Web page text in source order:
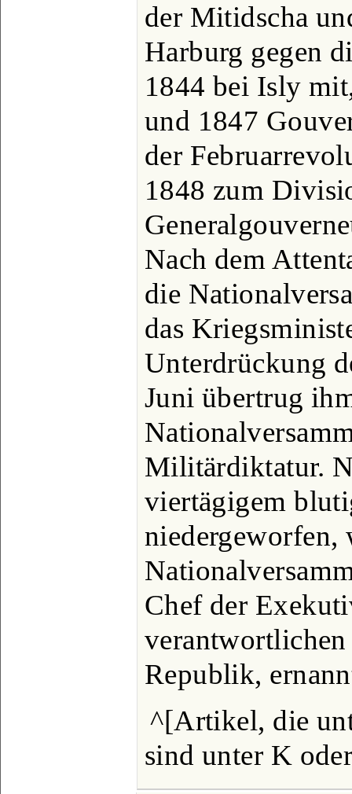
der Mitidscha
Harburg gegen
1844 bei Isly
und 1847
der
1848 zum
Nach dem
die
das
Unterdrückung
Juni übertrug
Militärdiktatur.
viertägigem
niedergeworfen,
Chef der
verantwortlichen
Republik,
^[Artikel, die
sind unter K